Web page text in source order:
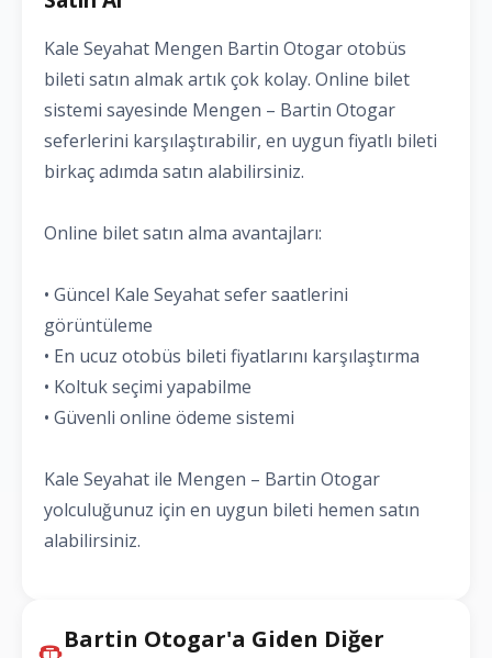
Kale Seyahat Mengen Bartin Otogar otobüs
bileti satın almak artık çok kolay. Online bilet
sistemi sayesinde Mengen – Bartin Otogar
seferlerini karşılaştırabilir, en uygun fiyatlı bileti
birkaç adımda satın alabilirsiniz.
Online bilet satın alma avantajları:
• Güncel Kale Seyahat sefer saatlerini
görüntüleme
• En ucuz otobüs bileti fiyatlarını karşılaştırma
• Koltuk seçimi yapabilme
• Güvenli online ödeme sistemi
Kale Seyahat ile Mengen – Bartin Otogar
yolculuğunuz için en uygun bileti hemen satın
alabilirsiniz.
Bartin Otogar'a Giden Diğer